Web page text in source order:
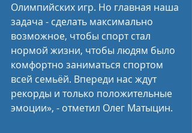
Олимпийских игр. Но главная наша
задача - сделать максимально
возможное, чтобы спорт стал
нормой жизни, чтобы людям было
комфортно заниматься спортом
всей семьёй. Впереди нас ждут
рекорды и только положительные
эмоции», - отметил Олег Матыцин.